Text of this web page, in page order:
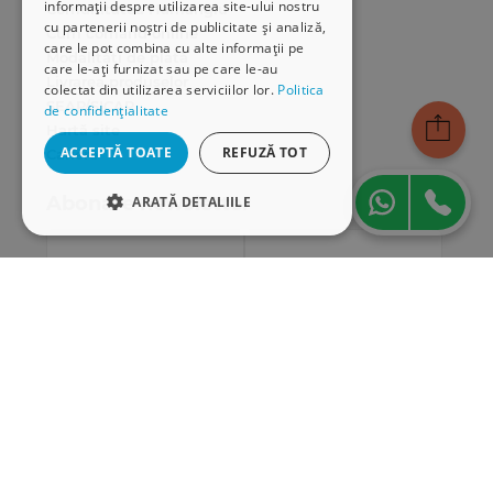
informații despre utilizarea site-ului nostru
cu partenerii noștri de publicitate și analiză,
care le pot combina cu alte informații pe
care le-ați furnizat sau pe care le-au
colectat din utilizarea serviciilor lor. Politica
de confidențialitate
ACCEPTĂ TOATE REFUZĂ TOT
ARATĂ DETALIILE
Comunitatea Hamangiu
Cum comand online
Modalități de plată
Livrarea produselor
SEAP/SICAP
Hartă site
Cariere
Abonare newsletter